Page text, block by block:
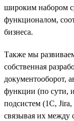
широким набором
функционалом,
бизнеса.
Также мы
собственная
документооборот,
функции (по сути,
подсистем (1С,
связывая их между